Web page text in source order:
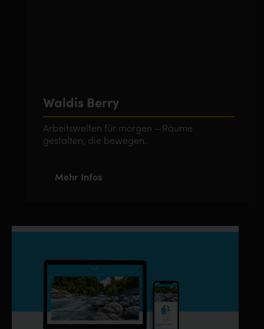
Waldis Berry
Arbeitswelten für morgen – Räume
gestalten, die bewegen.
Mehr Infos